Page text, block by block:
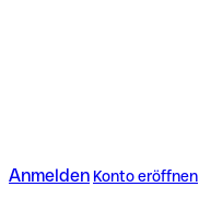
Anmelden Konto eröffnen